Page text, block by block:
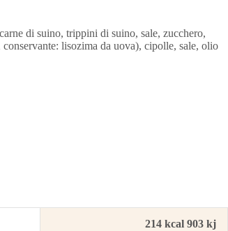
di suino, trippini di suino, sale, zucchero,
conservante: lisozima da uova), cipolle, sale, olio
214 kcal 903 kj